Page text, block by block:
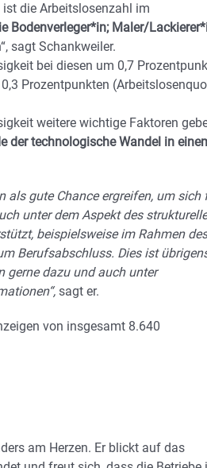
ist die Arbeitslosenzahl im
Bodenverleger*in; Maler/
sagt Schankweiler.
bei diesen um 0,7
Prozentpunkten
weitere wichtige Faktoren
der technologische Wandel in
als gute Chance ergreifen, um sich
unter dem Aspekt des
beispielsweise im Rahmen des
Berufsabschluss. Dies ist
gerne dazu und auch unter
sagt er.
von insgesamt 8.640
am Herzen. Er blickt auf das